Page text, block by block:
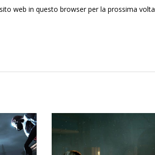
web in questo browser per la prossima